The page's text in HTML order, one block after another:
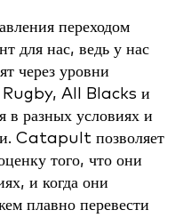
переходом
для нас, ведь у нас
через уровни
All Blacks и
в разных условиях и
Catapult позволяет
того, что они
и когда они
плавно перевести